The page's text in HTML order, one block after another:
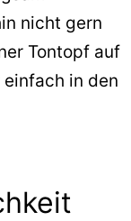
nicht gern
Tontopf auf
in den